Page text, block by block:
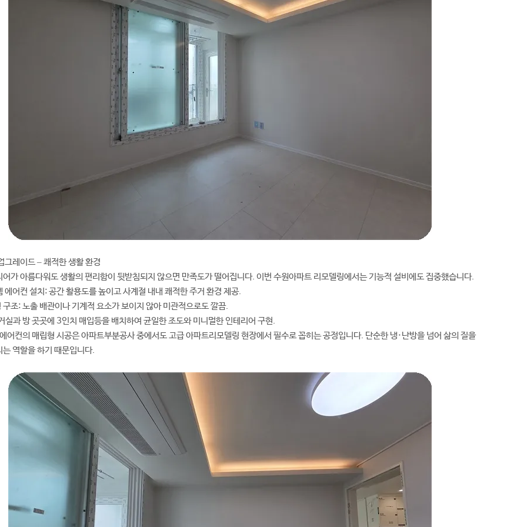
그레이드 – 쾌적한 생활 환경
어가 아름다워도 생활의 편리함이 뒷받침되지 않으면 만족도가 떨어집니다. 이번 수원아파트 리모델링에서는 기능적 설비에도 집중했습니다.
에어컨 설치: 공간 활용도를 높이고 사계절 내내 쾌적한 주거 환경 제공.
조: 노출 배관이나 기계적 요소가 보이지 않아 미관적으로도 깔끔.
실과 방 곳곳에 3인치 매입등을 배치하여 균일한 조도와 미니멀한 인테리어 구현.
어컨의 매립형 시공은 아파트부분공사 중에서도 고급 아파트리모델링 현장에서 필수로 꼽히는 공정입니다. 단순한 냉·난방을 넘어 삶의 질을
는 역할을 하기 때문입니다.